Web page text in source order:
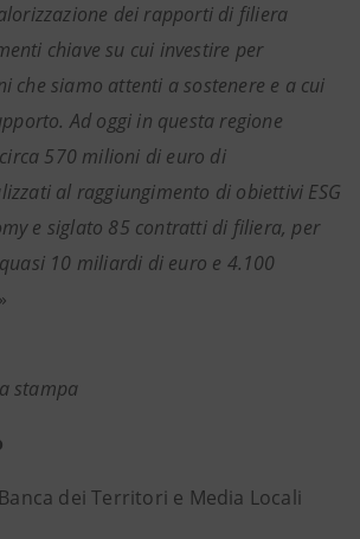
dei rapporti di filiera
chiave su cui investire per
che siamo attenti a sostenere e a cui
Ad oggi in questa regione
570 milioni di euro di
al raggiungimento di obiettivi ESG
e siglato 85 contratti di filiera, per
10 miliardi di euro e 4.100
stampa
dei Territori e Media Locali